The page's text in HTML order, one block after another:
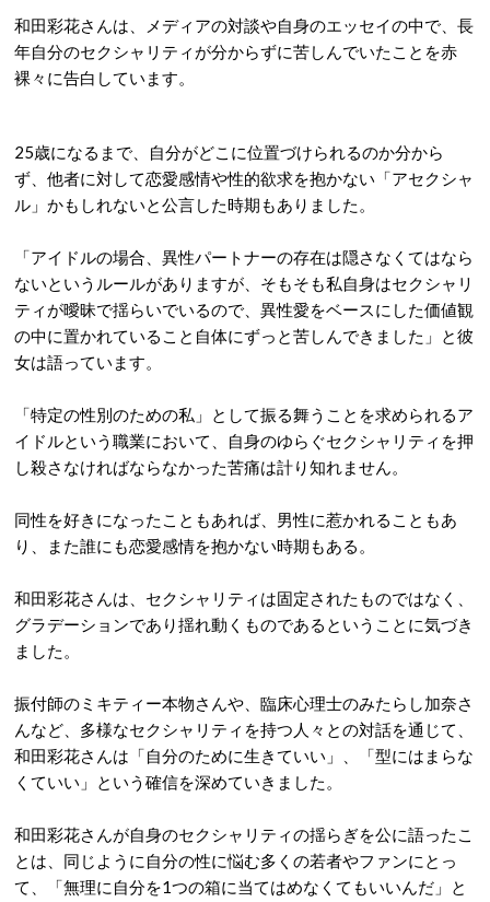
和田彩花さんは、メディアの対談や自身のエッセイの中で、長
年自分のセクシャリティが分からずに苦しんでいたことを赤
裸々に告白しています。
25歳になるまで、自分がどこに位置づけられるのか分から
ず、他者に対して恋愛感情や性的欲求を抱かない「アセクシャ
ル」かもしれないと公言した時期もありました。
「アイドルの場合、異性パートナーの存在は隠さなくてはなら
ないというルールがありますが、そもそも私自身はセクシャリ
ティが曖昧で揺らいでいるので、異性愛をベースにした価値観
の中に置かれていること自体にずっと苦しんできました」と彼
女は語っています。
「特定の性別のための私」として振る舞うことを求められるア
イドルという職業において、自身のゆらぐセクシャリティを押
し殺さなければならなかった苦痛は計り知れません。
同性を好きになったこともあれば、男性に惹かれることもあ
り、また誰にも恋愛感情を抱かない時期もある。
和田彩花さんは、セクシャリティは固定されたものではなく、
グラデーションであり揺れ動くものであるということに気づき
ました。
振付師のミキティー本物さんや、臨床心理士のみたらし加奈さ
んなど、多様なセクシャリティを持つ人々との対話を通じて、
和田彩花さんは「自分のために生きていい」、「型にはまらな
くていい」という確信を深めていきました。
和田彩花さんが自身のセクシャリティの揺らぎを公に語ったこ
とは、同じように自分の性に悩む多くの若者やファンにとっ
て、「無理に自分を1つの箱に当てはめなくてもいいんだ」と